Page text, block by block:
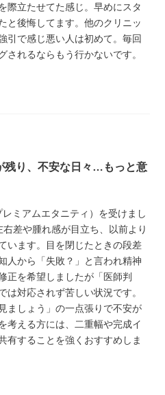
際立たせてた感じ。早めにスタ
と後悔してます。他のクリニッ
引で感じ悪い人は初めて。毎回
されるならもう行かないです。
残り、不安な日々…もっと意
ミアムエタニティ）を受けまし
差や腫れ感が目立ち、以前より
います。目を閉じたときの段差
人から「失敗？」と言われ精神
正を希望しましたが「医師判
は対応されず苦しい状況です。
ましょう」の一点張りで不安が
考える方には、二重幅や完成イ
有することを強くおすすめしま